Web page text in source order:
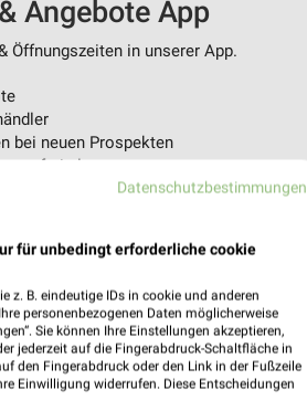
Angebote App
Öffnungszeiten in unserer App.
bei neuen Prospekten
planen
Datenschutzbestimmungen
für unbedingt erforderliche cookie
z. B. eindeutige IDs in cookie und anderen
personenbezogenen Daten möglicherweise
Sie können Ihre Einstellungen akzeptieren,
jederzeit auf die Fingerabdruck-Schaltfläche in
den Fingerabdruck oder den Link in der Fußzeile
Einwilligung widerrufen. Diese Entscheidungen